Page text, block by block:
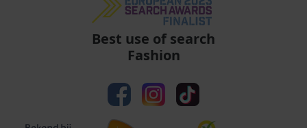
Best use of search
Fashion